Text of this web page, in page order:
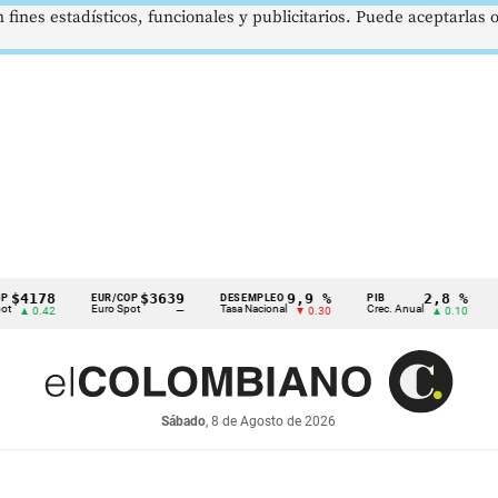
EUR/COP
Euro Spot
$3639
—
DESEMPLEO
Tasa Nacional
9,9 %
▼ 0.30
PIB
Crec. Anual
2,8 %
▲ 0.10
TRM
Tasa
Sábado, 8 de Agosto de 2026
estadísticos, funcionales y publicitarios. Puede aceptarlas